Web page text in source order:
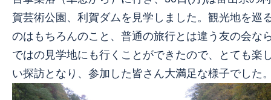
賀芸術公園、利賀ダムを見学しました。観光地を巡
のはもちろんのこと、普通の旅行とは違う友の会な
ではの見学地にも行くことができたので、とても楽
い探訪となり、参加した皆さん大満足な様子でした